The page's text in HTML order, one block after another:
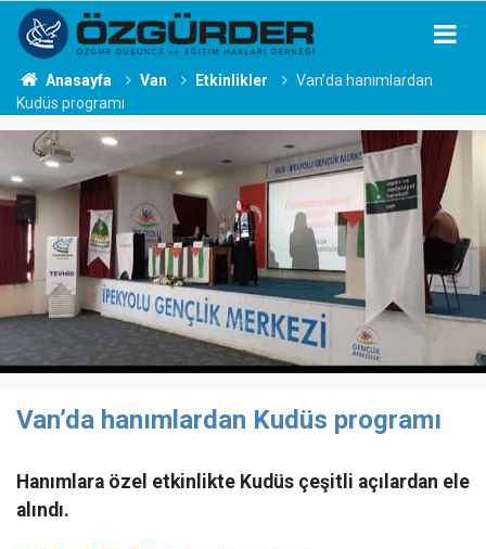
Anasayfa Van Etkinlikler
Van’da hanımlardan
Kudüs programı
Van’da hanımlardan Kudüs programı
Hanımlara özel etkinlikte Kudüs çeşitli açılardan ele
alındı.